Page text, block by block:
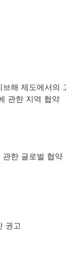
해 제도에서의
관한 지역 협약
관한 글로벌 협약
권고